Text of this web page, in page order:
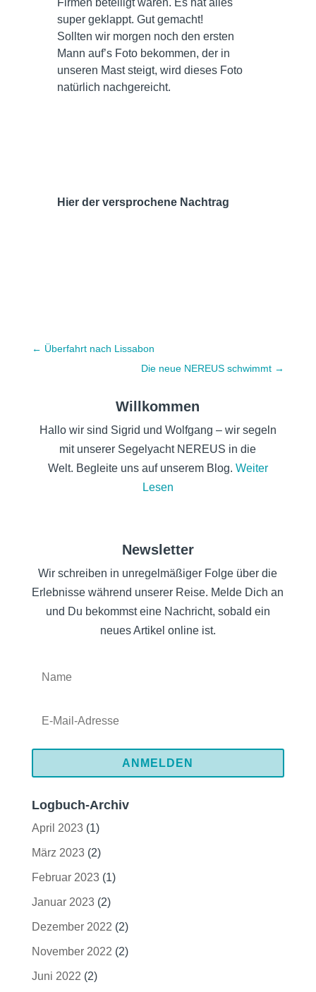
Firmen beteiligt waren. Es hat alles
super geklappt. Gut gemacht!
Sollten wir morgen noch den ersten
Mann auf’s Foto bekommen, der in
unseren Mast steigt, wird dieses Foto
natürlich nachgereicht.
Hier der versprochene Nachtrag
← Überfahrt nach Lissabon
Die neue NEREUS schwimmt →
Willkommen
Hallo wir sind Sigrid und Wolfgang – wir segeln
mit unserer Segelyacht NEREUS in die
Welt. Begleite uns auf unserem Blog. Weiter
Lesen
Newsletter
Wir schreiben in unregelmäßiger Folge über die
Erlebnisse während unserer Reise. Melde Dich an
und Du bekommst eine Nachricht, sobald ein
neues Artikel online ist.
ANMELDEN
Logbuch-Archiv
April 2023(1)
März 2023(2)
Februar 2023(1)
Januar 2023(2)
Dezember 2022 (2)
November 2022 (2)
Juni 2022 (2)